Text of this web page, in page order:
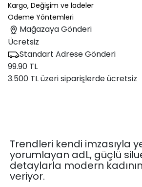
Kargo, Değişim ve İadeler
Ödeme Yöntemleri
Mağazaya Gönderi
Ücretsiz
Standart Adrese Gönderi
99.90 TL
3.500 TL üzeri siparişlerde ücretsiz
Trendleri kendi imzasıyla
yorumlayan adL, güçlü
detaylarla modern
veriyor.